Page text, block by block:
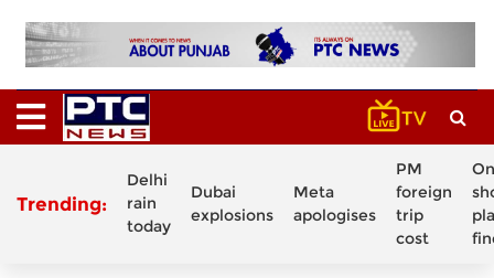
Trending:
Delhi
rain
today
Dubai
explosions
Meta
apologises
PM
foreign
trip
cost